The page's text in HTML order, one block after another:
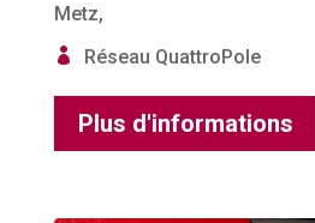
Metz,
Réseau QuattroPole
Plus d'informations